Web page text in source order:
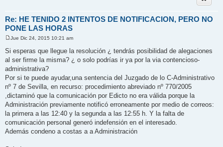
Re: HE TENIDO 2 INTENTOS DE NOTIFICACION, PERO NO
PONE LAS HORAS
s
a
j
e
Jue Dic 24, 2015 10:21 am
Si esperas que llegue la resolución ¿ tendrás posibilidad de alegaciones
al ser firme la misma? ¿ o solo podrías ir ya por la via contencioso-
administrativa?
Por si te puede ayudar,una sentencia del Juzgado de lo C-Administrativo
nº 7 de Sevilla, en recurso: procedimiento abreviado nº 770/2005
,dictaminó que la comunicación por Edicto no era válida porque la
Administración previamente notificó erroneamente por medio de correos:
la primera a las 12:40 y la segunda a las 12:55 h. Y la falta de
comunicación personal generó indefensión en el interesado.
Además condeno a costas a a Administración